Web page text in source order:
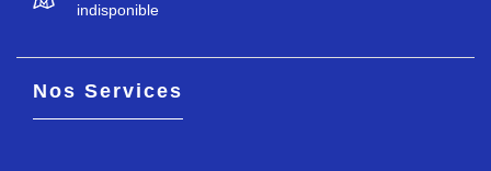
indisponible
Nos Services